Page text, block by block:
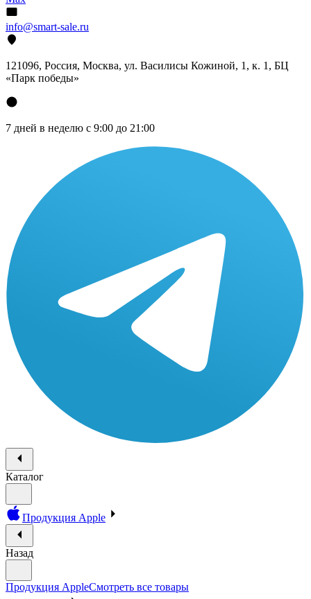
info@smart-sale.ru
121096, Россия, Москва, ул. Василисы Кожиной, 1, к. 1, БЦ
«Парк победы»
7 дней в неделю с 9:00 до 21:00
Каталог
Продукция Apple
Назад
Продукция AppleСмотреть все товары